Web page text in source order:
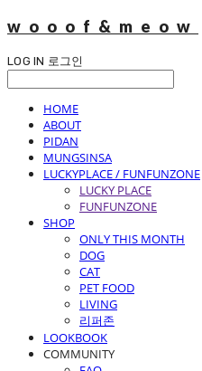
wooof&meow
LOG IN 로그인
HOME
ABOUT
PIDAN
MUNGSINSA
LUCKYPLACE / FUNFUNZONE
LUCKY PLACE
FUNFUNZONE
SHOP
ONLY THIS MONTH
DOG
CAT
PET FOOD
LIVING
리퍼존
LOOKBOOK
COMMUNITY